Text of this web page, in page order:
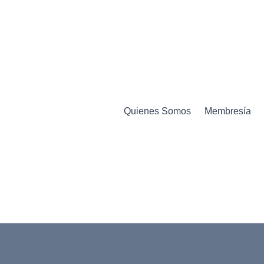
Quienes Somos Membresía